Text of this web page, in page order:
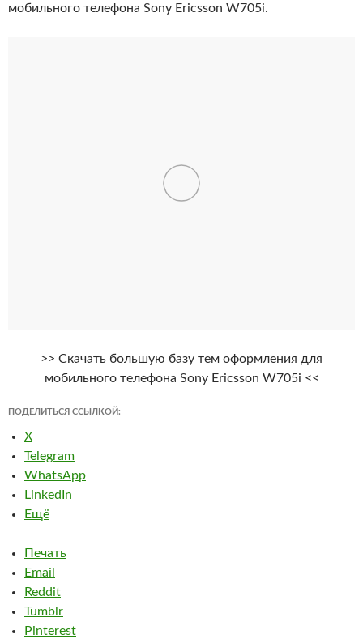
мобильного телефона Sony Ericsson W705i.
>> Скачать большую базу тем оформления для
мобильного телефона Sony Ericsson W705i <<
ПОДЕЛИТЬСЯ ССЫЛКОЙ:
X
Telegram
WhatsApp
LinkedIn
Ещё
Печать
Email
Reddit
Tumblr
Pinterest